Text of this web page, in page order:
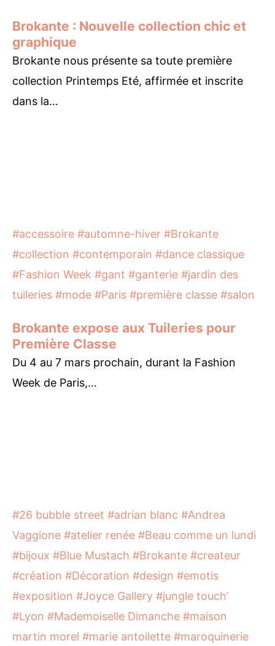
Brokante : Nouvelle collection chic et
graphique
Brokante nous présente sa toute première
collection Printemps Eté, affirmée et inscrite
dans la…
#accessoire #automne-hiver #Brokante
#collection #contemporain #dance classique
#Fashion Week #gant #ganterie #jardin des
tuileries #mode #Paris #première classe #salon
Brokante expose aux Tuileries pour
Première Classe
Du 4 au 7 mars prochain, durant la Fashion
Week de Paris,…
#26 bubble street #adrian blanc #Andrea
Vaggione #atelier renée #Beau comme un lundi
#bijoux #Blue Mustach #Brokante #createur
#création #Décoration #design #emotis
#exposition #Joyce Gallery #jungle touch’
#Lyon #Mademoiselle Dimanche #maison
martin morel #marie antoilette #maroquinerie